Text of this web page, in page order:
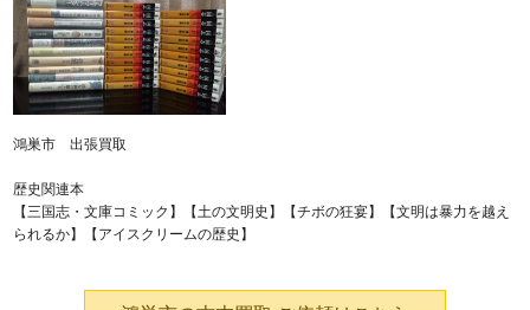
鴻巣市 出張買取
歴史関連本
【三国志・文庫コミック】【土の文明史】【チボの狂宴】【文明は暴力を越え
られるか】【アイスクリームの歴史】